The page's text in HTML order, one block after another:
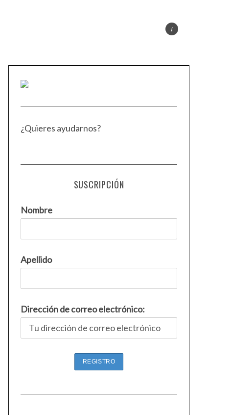
¿Quieres ayudarnos?
SUSCRIPCIÓN
Nombre
Apellido
Dirección de correo electrónico: